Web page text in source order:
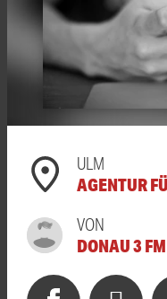
ULM
AGENTUR
VON
DONAU 3